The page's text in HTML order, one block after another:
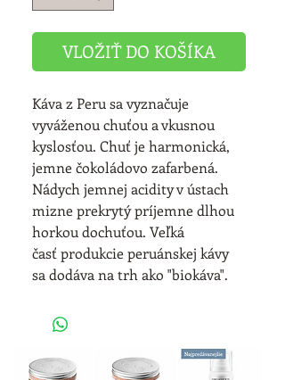
VLOŽIŤ DO KOŠÍKA
Káva z Peru sa vyznačuje
vyváženou chuťou a vkusnou
kyslosťou. Chuť je harmonická,
jemne čokoládovo zafarbená.
Nádych jemnej acidity v ústach
mizne prekrytý príjemne dlhou
horkou dochuťou. Veľká
časť produkcie peruánskej kávy
sa dodáva na trh ako "biokáva".